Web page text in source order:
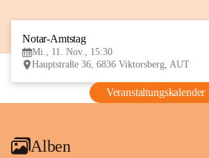
Notar-Amtstag
Mi., 11. Nov., 15:30
Hauptstraße 36, 6836 Viktorsberg, AUT
Veranstaltungskalender
Alben